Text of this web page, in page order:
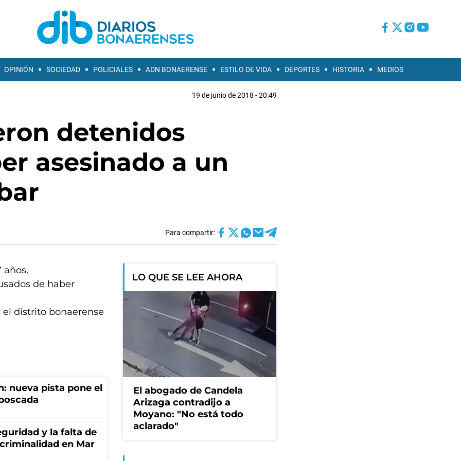
OPINIÓN SOCIEDAD POLICIALES ADN BONAERENSE ESTILO DE VIDA DEPORTES HISTORIA MEDIOS
19 de junio de 2018 - 20:49
detenidos
asesinado a un
Para compartir:
años,
de haber
distrito bonaerense
nueva pista pone el
y la falta de
en Mar
LO QUE SE LEE AHORA
El abogado de Candela
Arizaga contradijo a
Moyano: "No está todo
aclarado"